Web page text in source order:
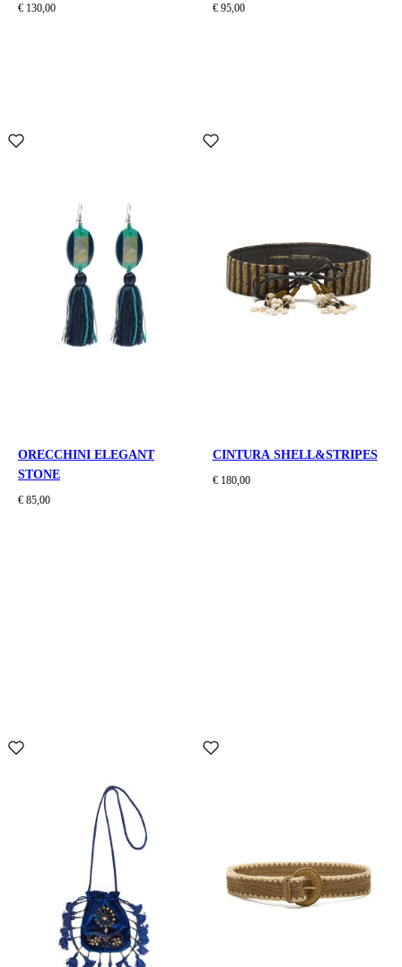
€ 130,00 € 95,00
ORECCHINI ELEGANT
STONE
€ 85,00
CINTURA SHELL&STRIPES
€ 180,00